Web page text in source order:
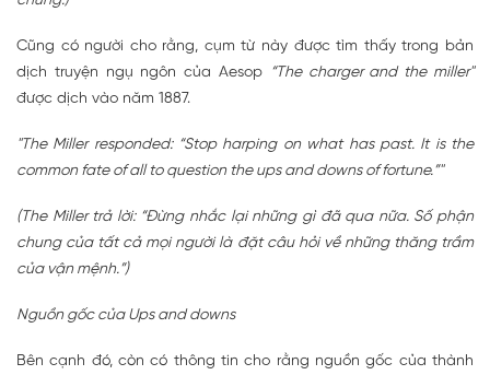
Cũng có người cho rằng, cụm từ này được tìm thấy trong bản
dịch truyện ngụ ngôn của Aesop “The charger and the miller"
được dịch vào năm 1887.
"The Miller responded: “Stop harping on what has past. It is the
common fate of all to question the ups and downs of fortune.”"
(The Miller trả lời: “Đừng nhắc lại những gì đã qua nữa. Số phận
chung của tất cả mọi người là đặt câu hỏi về những thăng trầm
của vận mệnh.”)
Nguồn gốc của Ups and downs
Bên cạnh đó, còn có thông tin cho rằng nguồn gốc của thành